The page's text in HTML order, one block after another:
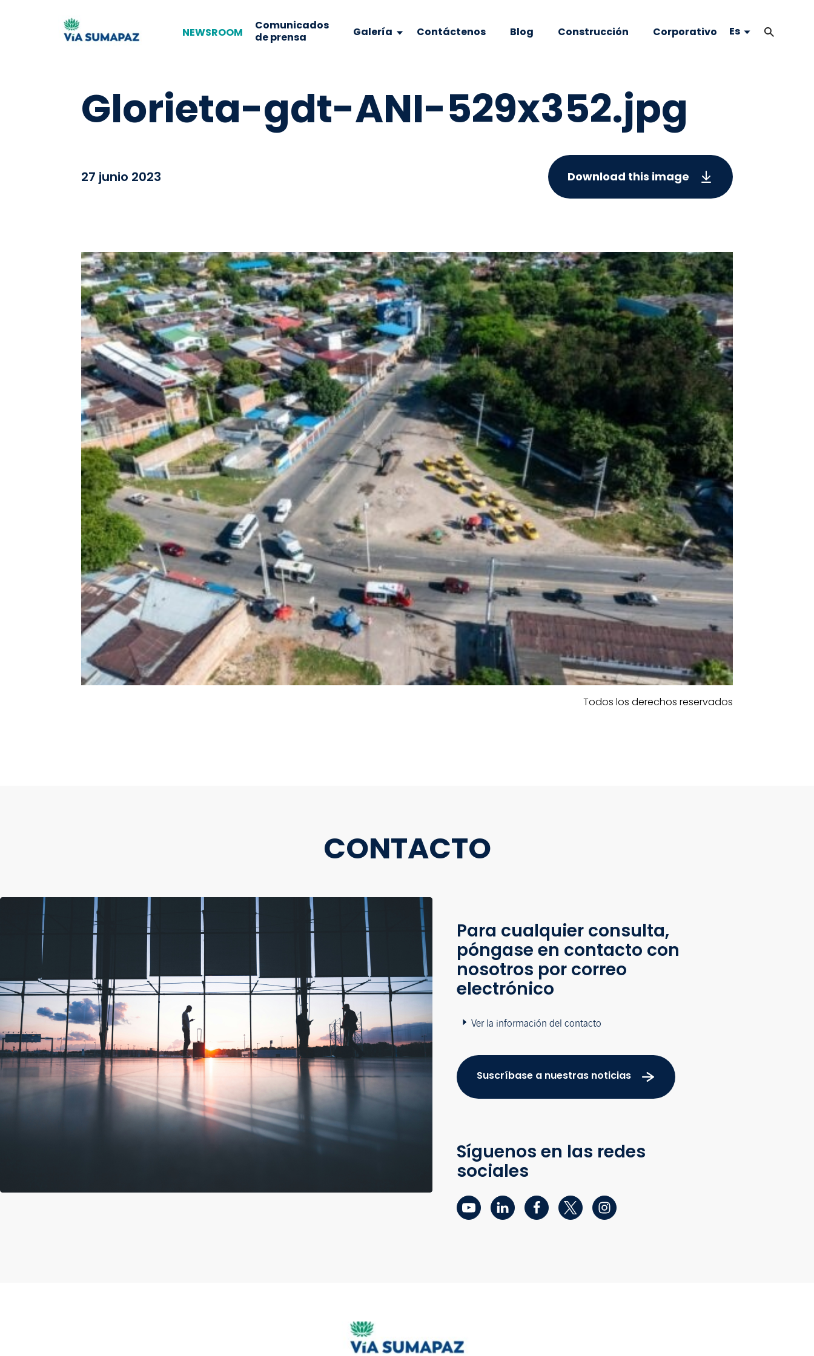
NEWSROOM
Comunicados
de prensa
Galería Contáctenos Blog Construcción Corporativo Es
Glorieta-gdt-ANI-529x352.jpg
27 junio 2023 Download this image
Todos los derechos reservados
CONTACTO
Para cualquier consulta,
póngase en contacto con
nosotros por correo
electrónico
Ver la información del contacto
Suscríbase a nuestras noticias
Síguenos en las redes
sociales